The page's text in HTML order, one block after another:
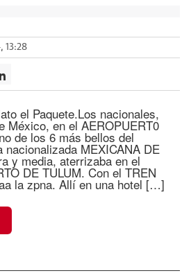
13:28
el Paquete.Los nacionales,
México, en el AEROPUERT0
de los 6 más bellos del
nacionalizada MEXICANA DE
y media, aterrizaba en el
DE TULUM. Con el TREN
la zpna. Allí en una hotel […]